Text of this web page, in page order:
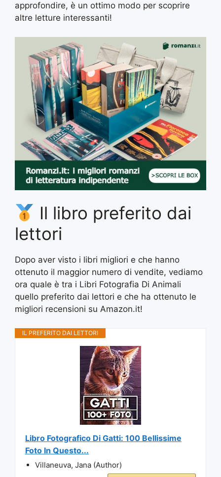
approfondire, è un ottimo modo per scoprire
altre letture interessanti!
Il libro preferito dai
lettori
Dopo aver visto i libri migliori e che hanno
ottenuto il maggior numero di vendite, vediamo
ora quale è tra i Libri Fotografia Di Animali
quello preferito dai lettori e che ha ottenuto le
migliori recensioni su Amazon.it!
IL PREFERITO DAI LETTORI
Libro Fotografico Di Gatti: 100 Bellissime
Foto In Questo...
Villaneuva, Jana (Author)